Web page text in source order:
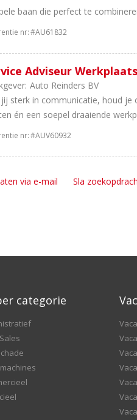
baan die perfect te
nr:#AU61832
Adviseur
Auto Reinders BV
jij sterk in communicatie, houd je
én een soepel draaiende
nr:#AUV60932
via e-mail Sla
categorie